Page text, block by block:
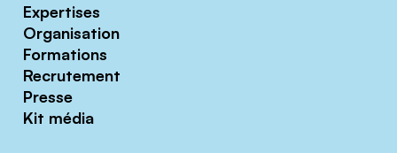
Expertises
Organisation
Formations
Recrutement
Presse
Kit média